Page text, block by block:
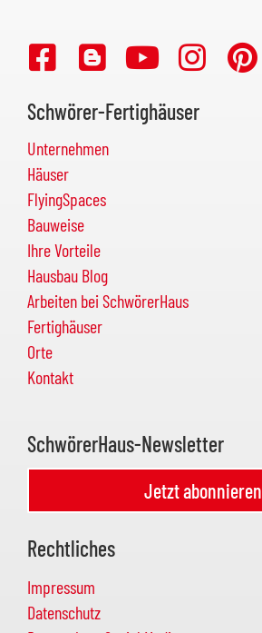
Schwörer-Fertighäuser
Unternehmen
Häuser
FlyingSpaces
Bauweise
Ihre Vorteile
Hausbau Blog
Arbeiten bei SchwörerHaus
Fertighäuser
Orte
Kontakt
SchwörerHaus-Newsletter
Jetzt abonnieren
Rechtliches
Impressum
Datenschutz